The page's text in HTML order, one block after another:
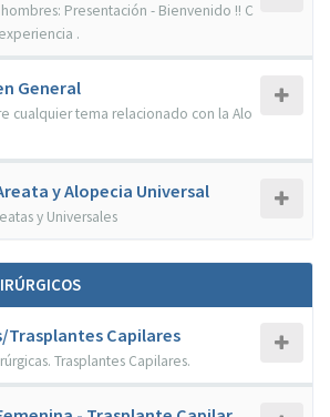
Presentación - Bienvenido !! C
.
General
cualquier tema relacionado con la Alo
y Alopecia Universal
y Universales
Trasplantes Capilares
Trasplantes Capilares.